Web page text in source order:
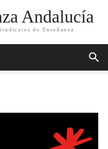
Andalucía
de Enseñanza